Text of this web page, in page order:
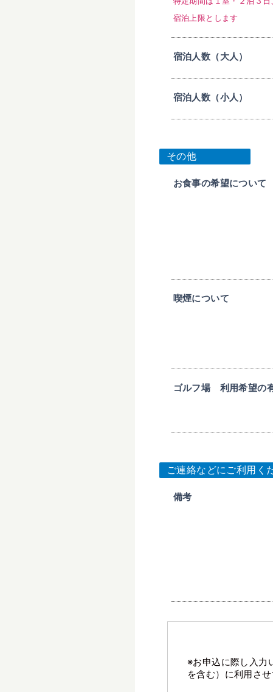
宿泊上限とします
宿泊人数（大人）
宿泊人数（小人）
その他
お食事の希望について
喫煙について
ゴルフ場 利用希望の
ご連絡などにご利用く
備考
※お申込に際し入力
を含む）に利用させ